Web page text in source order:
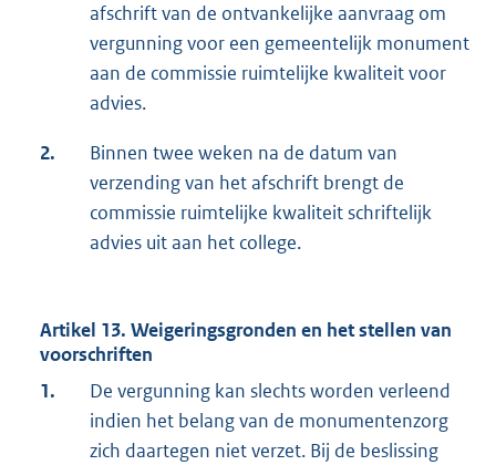
afschrift van de ontvankelijke aanvraag om
vergunning voor een gemeentelijk monument
aan de commissie ruimtelijke kwaliteit voor
advies.
2.
Binnen twee weken na de datum van
verzending van het afschrift brengt de
commissie ruimtelijke kwaliteit schriftelijk
advies uit aan het college.
Artikel 13. Weigeringsgronden en het stellen van
voorschriften
1.
De vergunning kan slechts worden verleend
indien het belang van de monumentenzorg
zich daartegen niet verzet. Bij de beslissing